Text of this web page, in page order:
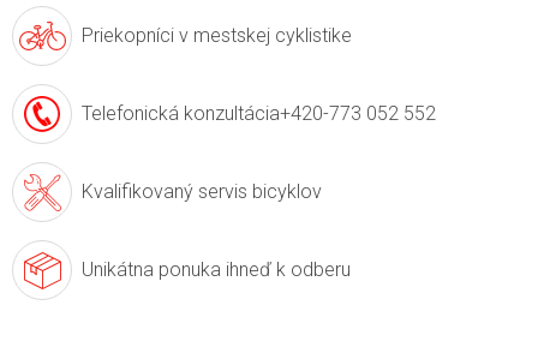
Priekopníci v mestskej cyklistike
Telefonická konzultácia+420-773 052 552
Kvalifikovaný servis bicyklov
Unikátna ponuka ihneď k odberu